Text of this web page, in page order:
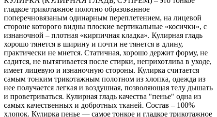
гладкое трикотажное полотно образованное
поперечновязаным одинарным переплетением, на лицевой
стороне которого видны плоские вертикальные «косички», с
изнаночной – плотная «кирпичная кладка». Кулирная гладь
хорошо тянется в ширину и почти не тянется в длину,
практически не мнется. Статичная, хорошо держит форму, не
садится, не вытягивается после стирки, неприхотлива в уходе,
имеет лицевую и изнаночную стороны. Кулирка считается
самым тонким трикотажным полотном из хлопка, одежда из
нее получается легкая и воздушная, позволяющая телу дышать
и проветриваться. Кулирная гладь качества "пенье" одна из
самых качественных и добротных тканей. Состав – 100%
хлопок. Кулирка пенье — самое тонкое и гладкое трикотажное